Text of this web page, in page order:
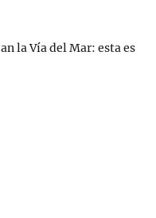
la Vía del Mar: esta es